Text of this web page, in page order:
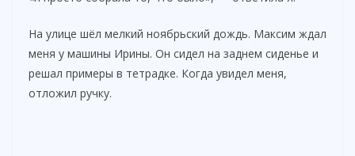
На улице шёл мелкий ноябрьский дождь. Максим ждал
меня у машины Ирины. Он сидел на заднем сиденье и
решал примеры в тетрадке. Когда увидел меня,
отложил ручку.